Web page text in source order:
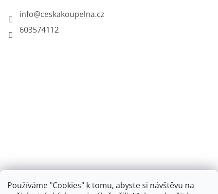
Používáme "Cookies" k tomu, abyste si návštěvu na
info@ceskakoupelna.cz
603574112